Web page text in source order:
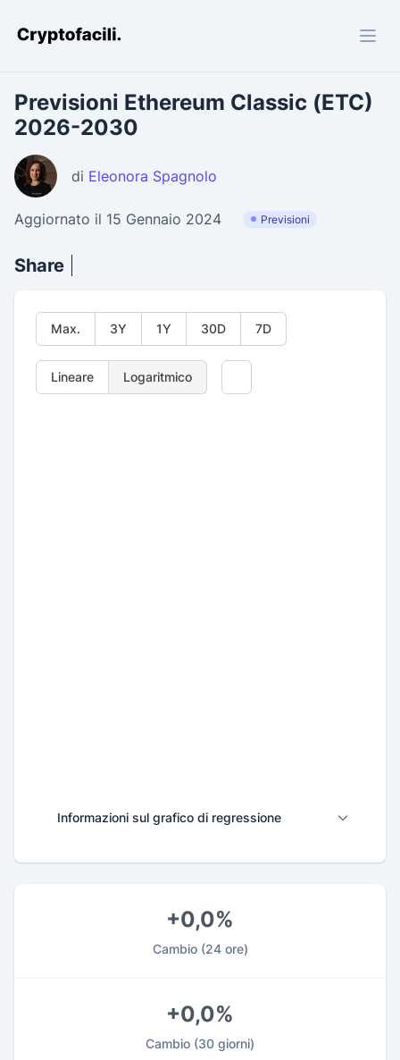
Cryptofacili.com
Previsioni Ethereum Classic (ETC)
2026-2030
di Eleonora Spagnolo
Aggiornato il 15 Gennaio 2024 Previsioni
Share
Max. 3Y 1Y 30D 7D
Lineare Logaritmico
Informazioni sul grafico di regressione
Cambio (24 ore)
+0,0%
Cambio (30 giorni)
+0,0%